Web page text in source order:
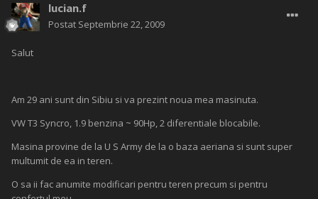
lucian.f
Postat Septembrie 22, 2009
Salut
Am 29 ani sunt din Sibiu si va prezint noua mea masinuta.
VW T3 Syncro, 1.9 benzina ~ 90Hp, 2 diferentiale blocabile.
Masina provine de la U S Army de la o baza aeriana si sunt super
multumit de ea in teren.
O sa ii fac anumite modificari pentru teren precum si pentru